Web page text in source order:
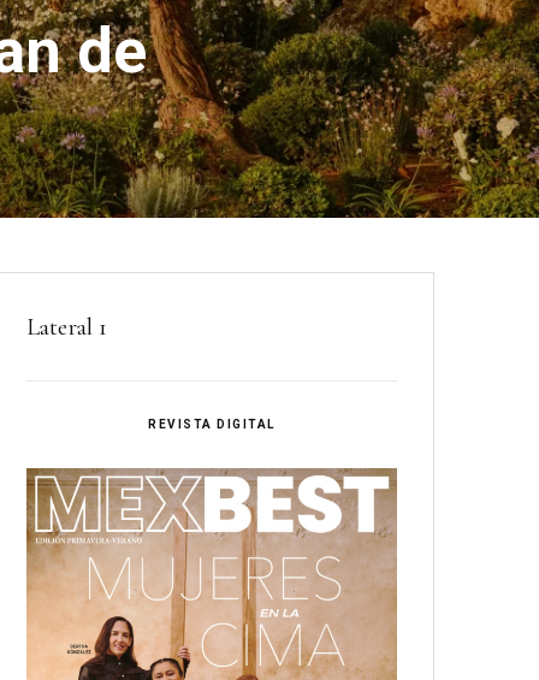
de
Lateral 1
REVISTA DIGITAL